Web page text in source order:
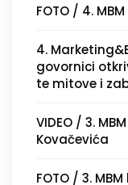
FOTO / 4.
4.
govornici
te mitove i
VIDEO / 3.
Kovačevića
FOTO / 3.